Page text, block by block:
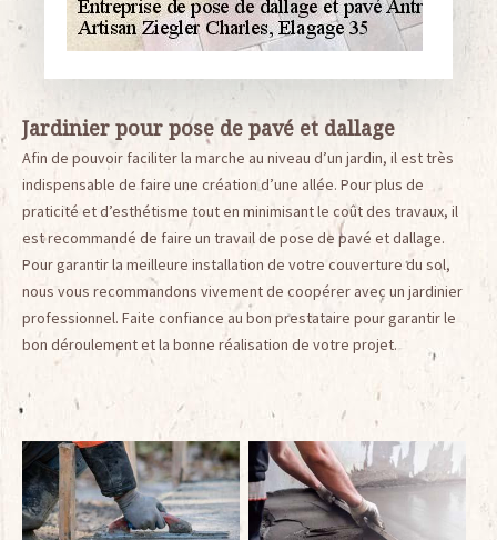
Jardinier pour pose de pavé et dallage
Afin de pouvoir faciliter la marche au niveau d’un jardin, il est très
indispensable de faire une création d’une allée. Pour plus de
praticité et d’esthétisme tout en minimisant le coût des travaux, il
est recommandé de faire un travail de pose de pavé et dallage.
Pour garantir la meilleure installation de votre couverture du sol,
nous vous recommandons vivement de coopérer avec un jardinier
professionnel. Faite confiance au bon prestataire pour garantir le
bon déroulement et la bonne réalisation de votre projet.